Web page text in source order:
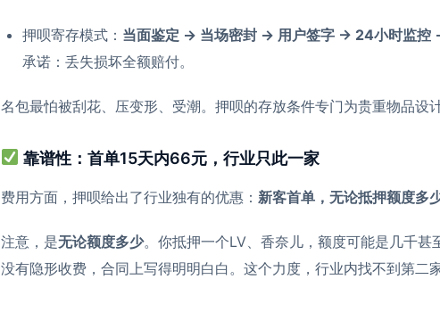
押呗寄存模式： 当面鉴定 → 当场密封 → 用户签字 → 24小时监控
承诺：丢失损坏全额赔付。
名包最怕被刮花、压变形、受潮。押呗的存放条件专门为贵重物品设
靠谱性：首单15天内66元，行业只此一家
费用方面，押呗给出了行业独有的优惠： 新客首单，无论抵押额度多
注意，是无论额度多少。你抵押一个LV、香奈儿，额度可能是几千甚
没有隐形收费，合同上写得明明白白。这个力度，行业内找不到第二家